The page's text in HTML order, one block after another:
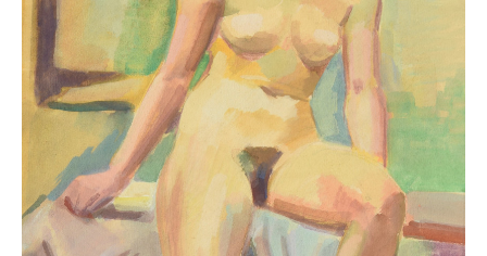
Weitere Themenflyer
Buchempfehlungen
Richild Holt – Farbe und Linie
Theodor Zeller (1900-1986) Maler und
Visionär
Walter Becker (1893-1984) Malerei und Grafik